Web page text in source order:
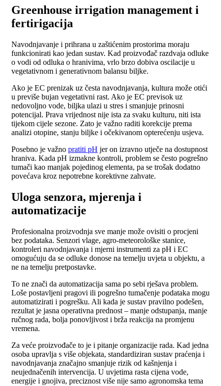
Greenhouse irrigation management i
fertirigacija
Navodnjavanje i prihrana u zaštićenim prostorima moraju
funkcionirati kao jedan sustav. Kad proizvođač razdvaja odluke
o vodi od odluka o hranivima, vrlo brzo dobiva oscilacije u
vegetativnom i generativnom balansu biljke.
Ako je EC prenizak uz česta navodnjavanja, kultura može otići
u previše bujan vegetativni rast. Ako je EC previsok uz
nedovoljno vode, biljka ulazi u stres i smanjuje prinosni
potencijal. Prava vrijednost nije ista za svaku kulturu, niti ista
tijekom cijele sezone. Zato je važno raditi korekcije prema
analizi otopine, stanju biljke i očekivanom opterećenju usjeva.
Posebno je važno pratiti pH jer on izravno utječe na dostupnost
hraniva. Kada pH izmakne kontroli, problem se često pogrešno
tumači kao manjak pojedinog elementa, pa se trošak dodatno
povećava kroz nepotrebne korektivne zahvate.
Uloga senzora, mjerenja i
automatizacije
Profesionalna proizvodnja sve manje može ovisiti o procjeni
bez podataka. Senzori vlage, agro-meteorološke stanice,
kontroleri navodnjavanja i mjerni instrumenti za pH i EC
omogućuju da se odluke donose na temelju uvjeta u objektu, a
ne na temelju pretpostavke.
To ne znači da automatizacija sama po sebi rješava problem.
Loše postavljeni pragovi ili pogrešno tumačenje podataka mogu
automatizirati i pogrešku. Ali kada je sustav pravilno podešen,
rezultat je jasna operativna prednost – manje odstupanja, manje
ručnog rada, bolja ponovljivost i brža reakcija na promjenu
vremena.
Za veće proizvođače to je i pitanje organizacije rada. Kad jedna
osoba upravlja s više objekata, standardiziran sustav praćenja i
navodnjavanja značajno smanjuje rizik od kašnjenja i
neujednačenih intervencija. U uvjetima rasta cijena vode,
energije i gnojiva, preciznost više nije samo agronomska tema